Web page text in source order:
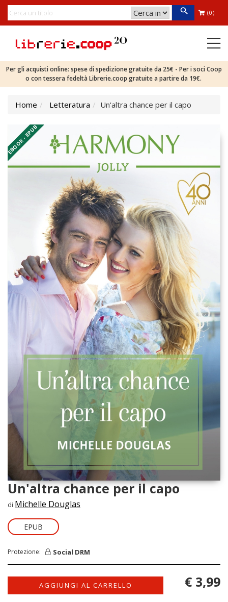
(0)
Per gli acquisti online: spese di spedizione gratuite da 25€ - Per i soci Coop
o con tessera fedeltà Librerie.coop gratuite a partire da 19€.
Home Letteratura Un'altra chance per il capo
EBOOK - EPUB
Un'altra chance per il capo
di Michelle Douglas
EPUB
Protezione: Social DRM
AGGIUNGI AL CARRELLO € 3,99